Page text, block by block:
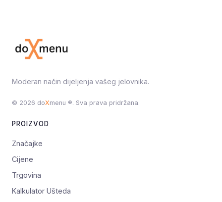
Moderan način dijeljenja vašeg jelovnika.
© 2026 doXmenu ®. Sva prava pridržana.
PROIZVOD
Značajke
Cijene
Trgovina
Kalkulator Ušteda